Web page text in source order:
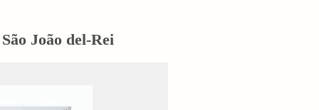
João del-Rei